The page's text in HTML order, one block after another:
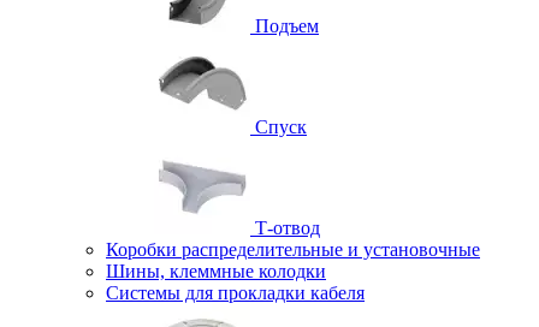
Подъем
Спуск
Т-отвод
Коробки распределительные и установочные
Шины, клеммные колодки
Системы для прокладки кабеля